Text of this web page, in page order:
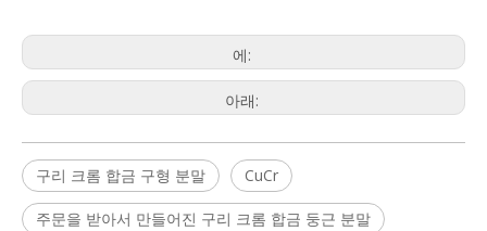
에:
아래:
구리 크롬 합금 구형 분말 CuCr
주문을 받아서 만들어진 구리 크롬 합금 둥근 분말